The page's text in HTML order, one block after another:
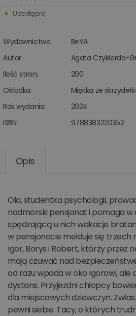
Wydawnictwo:
BeYA
Autor:
Agata Czykierda-
Ilość stron:
200
Okładka:
Miękka ze
Rok wydania:
2024
ISBN:
9788383220352
Udostępnij
Opis
Ola, studentka psychologii,
nadmorski pensjonat i pomaga w
spędzającą u nich wakacje
w pensjonacie melduje się trzech
Igor, Borys i Robert, którzy przez
mają czuwać nad
od razu wpada w oko Igorowi, ale
dystans. Przyjezdni chłopcy
dla miejscowych dziewczyn.
pewni siebie. Tacy, o których